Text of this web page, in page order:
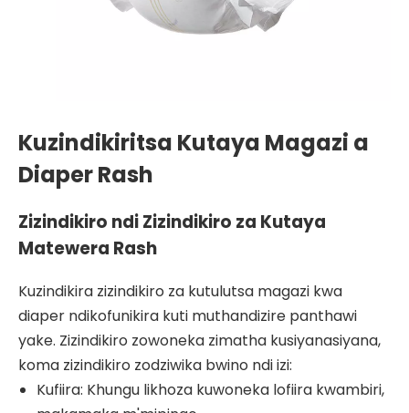
Kuzindikiritsa Kutaya Magazi a
Diaper Rash
Zizindikiro ndi Zizindikiro za Kutaya
Matewera Rash
Kuzindikira zizindikiro za kutulutsa magazi kwa
diaper ndikofunikira kuti muthandizire panthawi
yake. Zizindikiro zowoneka zimatha kusiyanasiyana,
koma zizindikiro zodziwika bwino ndi izi:
Kufiira: Khungu likhoza kuwoneka lofiira kwambiri,